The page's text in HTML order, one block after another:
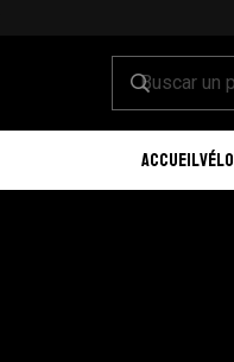
ACCUEILVÉLO